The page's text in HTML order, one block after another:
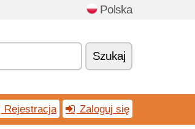
Polska
Szukaj
Rejestracja Zaloguj się